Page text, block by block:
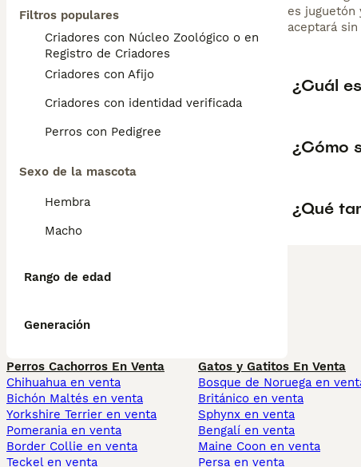
Filtros populares
Criadores con Núcleo Zoológico o en el
Registro de Criadores
Criadores con Afijo
Criadores con identidad verificada
Perros con Pedigree
Sexo de la mascota
Hembra
Macho
Rango de edad
Generación
es juguetón
aceptará
¿Cuál
¿Cómo
¿Qué
Perros Cachorros En Venta
Chihuahua en venta
Bichón Maltés en venta
Yorkshire Terrier en venta
Pomerania en venta
Border Collie en venta
Teckel en venta
Gatos y Gatitos En Venta
Bosque de Noruega en
Británico en venta
Sphynx en venta
Bengalí en venta
Maine Coon en venta
Persa en venta